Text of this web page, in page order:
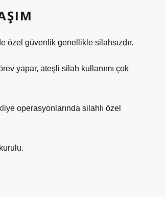
özel güvenlik genellikle silahsızdır.
yapar, ateşli silah kullanımı çok
operasyonlarında silahlı özel